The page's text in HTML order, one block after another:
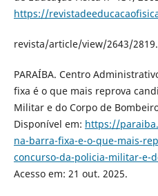
https://
revista/article/view/2643/
PARAÍBA. Centro
fixa é o que mais reprova
Militar e do Corpo de
Disponível em: https://
na-barra-fixa-e-o-que-mais-
concurso-da-policia-militar-e-
Acesso em: 21 out. 2025.